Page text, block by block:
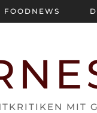
MIT
FOODNEWS